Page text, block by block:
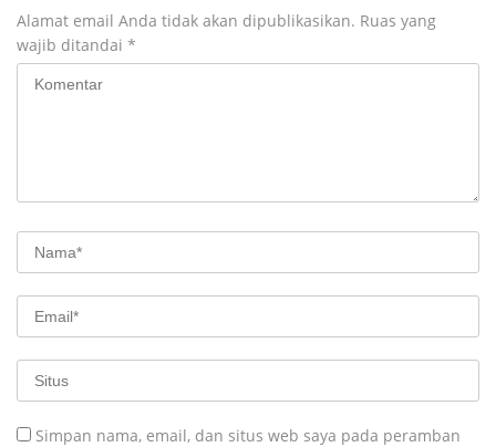
Alamat email Anda tidak akan dipublikasikan. Ruas yang
wajib ditandai *
Simpan nama, email, dan situs web saya pada peramban